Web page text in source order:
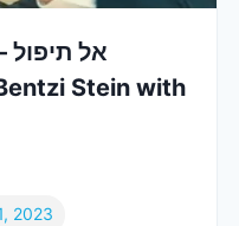
אל תיפול
2023